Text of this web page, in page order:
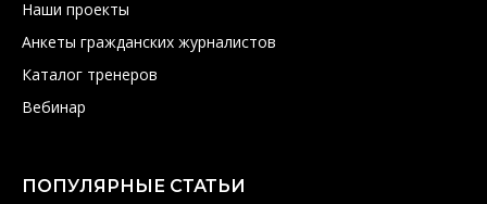
Наши проекты
Анкеты гражданских журналистов
Каталог тренеров
Вебинар
ПОПУЛЯРНЫЕ СТАТЬИ